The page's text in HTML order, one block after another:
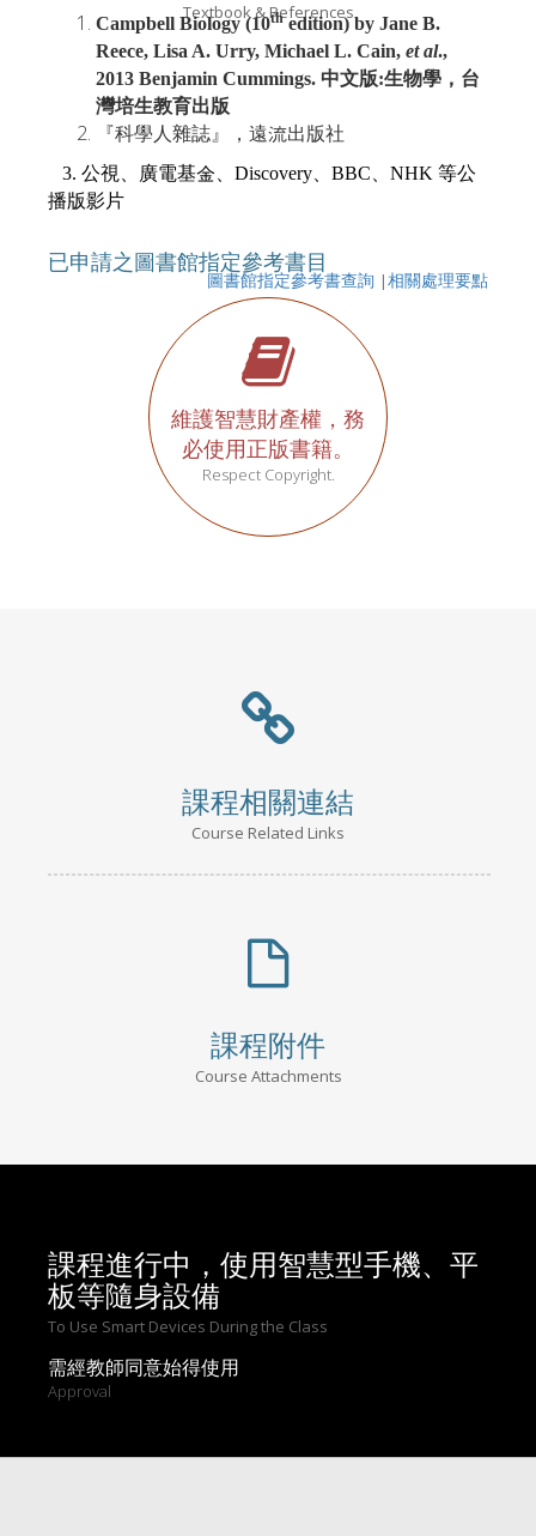
Textbook & References
Campbell Biology (10thedition) by Jane B.
Reece, Lisa A. Urry, Michael L. Cain, et al.,
2013 Benjamin Cummings. 中文版:生物學，台
灣培生教育出版
『科學人雜誌』，遠流出版社
3. 公視、廣電基金、Discovery、BBC、NHK 等公
播版影片
已申請之圖書館指定參考書目
圖書館指定參考書查詢 |相關處理要點
維護智慧財產權，務
必使用正版書籍。
Respect Copyright.
課程相關連結
Course Related Links
課程附件
Course Attachments
課程進行中，使用智慧型手機、平
板等隨身設備
To Use Smart Devices During the Class
需經教師同意始得使用
Approval